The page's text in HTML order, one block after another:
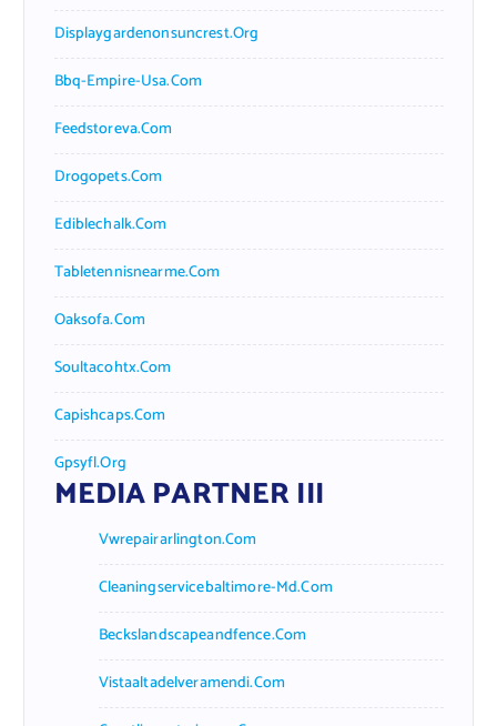
Displaygardenonsuncrest.org
Bbq-Empire-Usa.com
Feedstoreva.com
Drogopets.com
Ediblechalk.com
Tabletennisnearme.com
Oaksofa.com
Soultacohtx.com
Capishcaps.com
Gpsyfl.org
MEDIA PARTNER III
Vwrepairarlington.com
Cleaningservicebaltimore-Md.com
Beckslandscapeandfence.com
Vistaaltadelveramendi.com